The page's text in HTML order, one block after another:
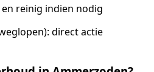
reinig indien nodig
direct actie